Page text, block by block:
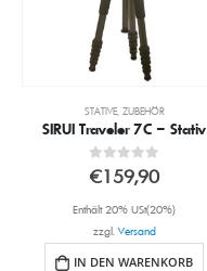
STATIVE, ZUBEHÖR
SIRUI Traveler 7C – Stativ
0out of 5
€159,90
Enthält 20% USt(20%)
zzgl.Versand
IN DEN WARENKORB